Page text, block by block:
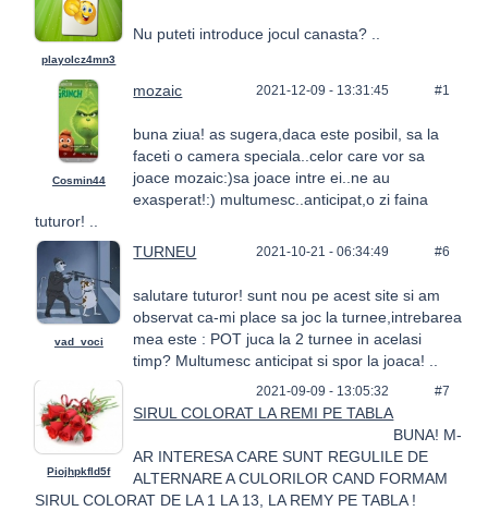
playolcz4mn3
Nu puteti introduce jocul canasta? ..
Cosmin44
#1
2021-12-09 - 13:31:45
mozaic
buna ziua! as sugera,daca este posibil, sa la
faceti o camera speciala..celor care vor sa
joace mozaic:)sa joace intre ei..ne au
exasperat!:) multumesc..anticipat,o zi faina
tuturor! ..
vad_voci
#6
2021-10-21 - 06:34:49
TURNEU
salutare tuturor! sunt nou pe acest site si am
observat ca-mi place sa joc la turnee,intrebarea
mea este : POT juca la 2 turnee in acelasi
timp? Multumesc anticipat si spor la joaca! ..
Piojhpkfld5f
#7
2021-09-09 - 13:05:32
SIRUL COLORAT LA REMI PE TABLA
BUNA! M-
AR INTERESA CARE SUNT REGULILE DE
ALTERNARE A CULORILOR CAND FORMAM
SIRUL COLORAT DE LA 1 LA 13, LA REMY PE TABLA !